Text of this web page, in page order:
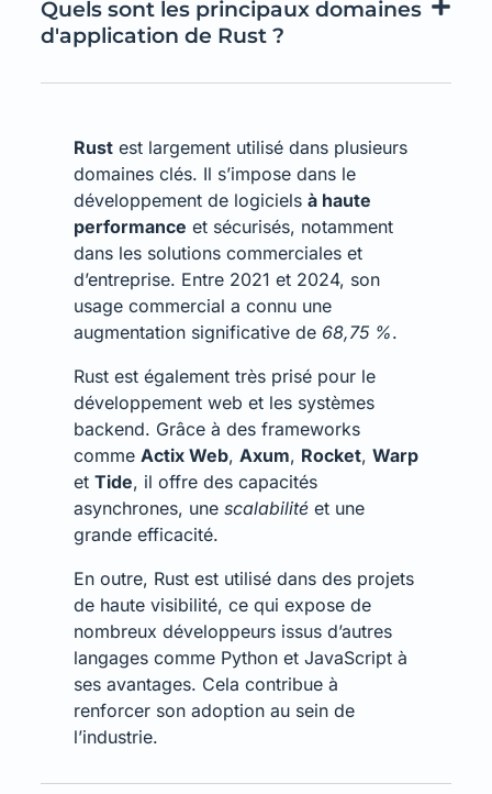
Quels sont les principaux domaines
d'application de Rust ?
Rustest largement utilisé dans plusieurs
domaines clés. Il s’impose dans le
développement de logiciels à haute
performance et sécurisés, notamment
dans les solutions commerciales et
d’entreprise. Entre 2021 et 2024, son
usage commercial a connu une
augmentation significative de 68,75 %.
Rust est également très prisé pour le
développement web et les systèmes
backend. Grâce à des frameworks
comme Actix Web, Axum, Rocket, Warp
et Tide, il offre des capacités
asynchrones, une scalabilitéet une
grande efficacité.
En outre, Rust est utilisé dans des projets
de haute visibilité, ce qui expose de
nombreux développeurs issus d’autres
langages comme Python et JavaScript à
ses avantages. Cela contribue à
renforcer son adoption au sein de
l’industrie.